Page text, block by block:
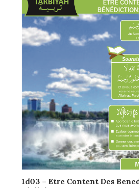
1d03 – Etre Content Des